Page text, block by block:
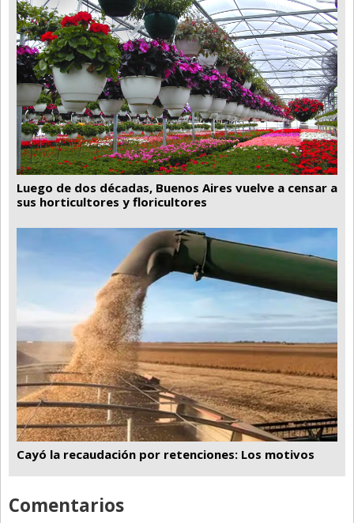
Luego de dos décadas, Buenos Aires vuelve a censar a
sus horticultores y floricultores
Cayó la recaudación por retenciones: Los motivos
Comentarios